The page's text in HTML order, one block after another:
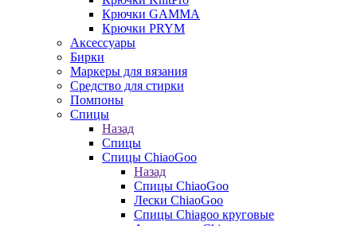
Крючки GAMMA
Крючки PRYM
Аксессуары
Бирки
Маркеры для вязания
Средство для стирки
Помпоны
Спицы
Назад
Спицы
Спицы ChiaoGoo
Назад
Спицы ChiaoGoo
Лески ChiaoGoo
Cпицы Сhiagoo круговые